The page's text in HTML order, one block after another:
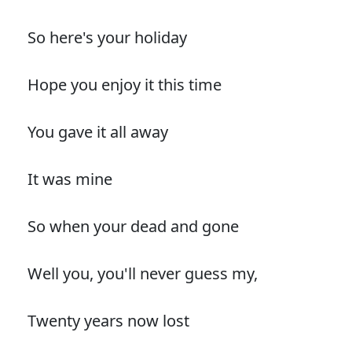
So here's your holiday
Hope you enjoy it this time
You gave it all away
It was mine
So when your dead and gone
Well you, you'll never guess my,
Twenty years now lost